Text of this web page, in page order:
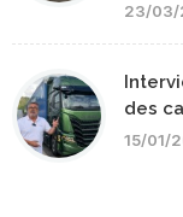
23/03/
des
15/01/